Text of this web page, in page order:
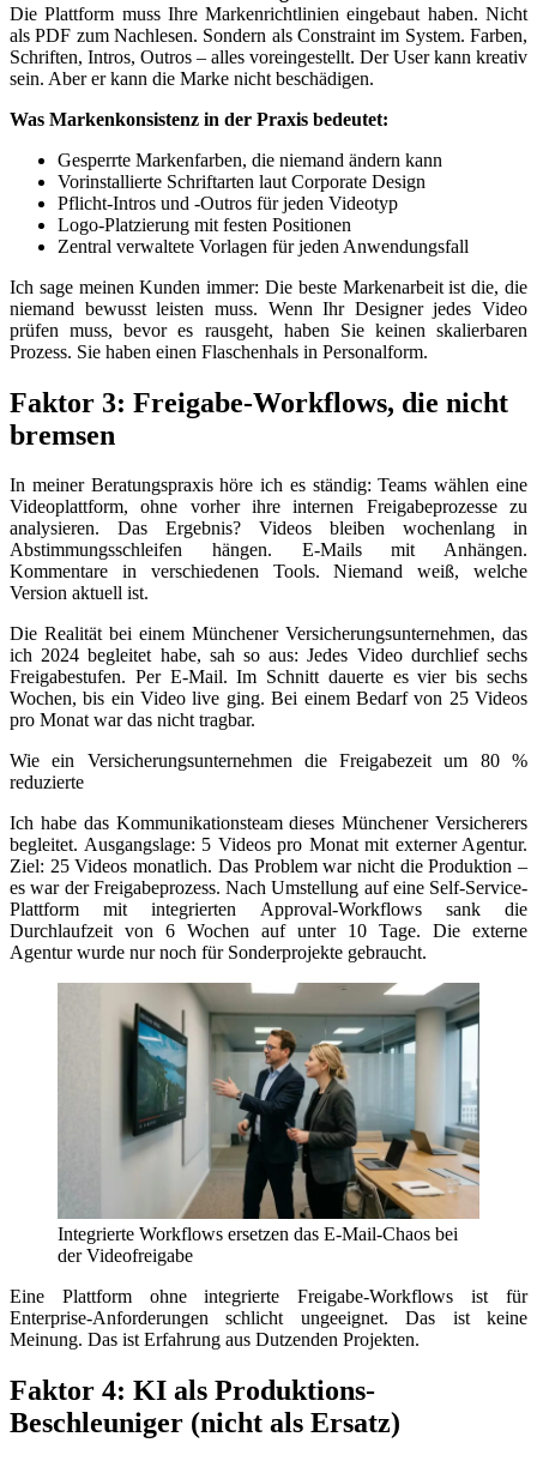
Die Plattform muss Ihre Markenrichtlinien eingebaut haben. Nicht
als PDF zum Nachlesen. Sondern als Constraint im System. Farben,
Schriften, Intros, Outros – alles voreingestellt. Der User kann kreativ
sein. Aber er kann die Marke nicht beschädigen.
Was Markenkonsistenz in der Praxis bedeutet:
Gesperrte Markenfarben, die niemand ändern kann
Vorinstallierte Schriftarten laut Corporate Design
Pflicht-Intros und -Outros für jeden Videotyp
Logo-Platzierung mit festen Positionen
Zentral verwaltete Vorlagen für jeden Anwendungsfall
Ich sage meinen Kunden immer: Die beste Markenarbeit ist die, die
niemand bewusst leisten muss. Wenn Ihr Designer jedes Video
prüfen muss, bevor es rausgeht, haben Sie keinen skalierbaren
Prozess. Sie haben einen Flaschenhals in Personalform.
Faktor 3: Freigabe-Workflows, die nicht
bremsen
In meiner Beratungspraxis höre ich es ständig: Teams wählen eine
Videoplattform, ohne vorher ihre internen Freigabeprozesse zu
analysieren. Das Ergebnis? Videos bleiben wochenlang in
Abstimmungsschleifen hängen. E-Mails mit Anhängen.
Kommentare in verschiedenen Tools. Niemand weiß, welche
Version aktuell ist.
Die Realität bei einem Münchener Versicherungsunternehmen, das
ich 2024 begleitet habe, sah so aus: Jedes Video durchlief sechs
Freigabestufen. Per E-Mail. Im Schnitt dauerte es vier bis sechs
Wochen, bis ein Video live ging. Bei einem Bedarf von 25 Videos
pro Monat war das nicht tragbar.
Wie ein Versicherungsunternehmen die Freigabezeit um 80 %
reduzierte
Ich habe das Kommunikationsteam dieses Münchener Versicherers
begleitet. Ausgangslage: 5 Videos pro Monat mit externer Agentur.
Ziel: 25 Videos monatlich. Das Problem war nicht die Produktion –
es war der Freigabeprozess. Nach Umstellung auf eine Self-Service-
Plattform mit integrierten Approval-Workflows sank die
Durchlaufzeit von 6 Wochen auf unter 10 Tage. Die externe
Agentur wurde nur noch für Sonderprojekte gebraucht.
Integrierte Workflows ersetzen das E-Mail-Chaos bei
der Videofreigabe
Eine Plattform ohne integrierte Freigabe-Workflows ist für
Enterprise-Anforderungen schlicht ungeeignet. Das ist keine
Meinung. Das ist Erfahrung aus Dutzenden Projekten.
Faktor 4: KI als Produktions-
Beschleuniger (nicht als Ersatz)